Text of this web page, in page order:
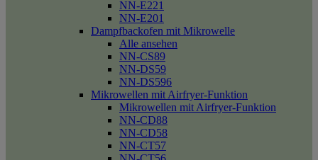
NN-E221
NN-E201
Dampfbackofen mit Mikrowelle
Alle ansehen
NN-CS89
NN-DS59
NN-DS596
Mikrowellen mit Airfryer-Funktion
Mikrowellen mit Airfryer-Funktion
NN-CD88
NN-CD58
NN-CT57